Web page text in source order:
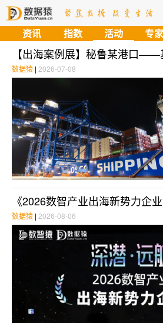
资讯 指数 活动 专家
数据猿 | 2026-07-08
《2026数智产业出海新势力企
数据猿 | 2026-08-06